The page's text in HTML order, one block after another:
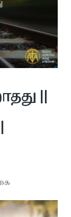
||